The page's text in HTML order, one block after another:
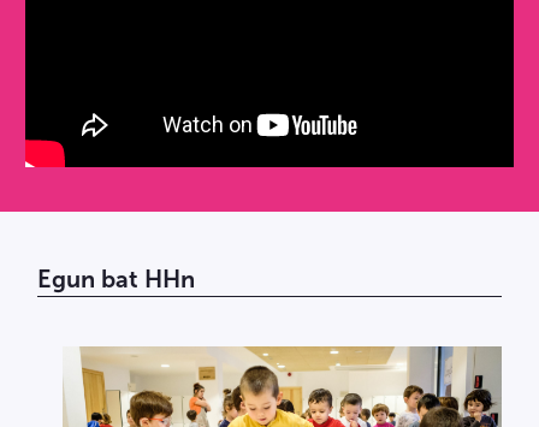
Egun bat HHn